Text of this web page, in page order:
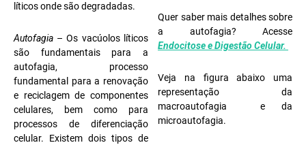
líticos onde são degradadas.
Autofagia – Os vacúolos líticos
são fundamentais para a
autofagia, processo
fundamental para a renovação
e reciclagem de componentes
celulares, bem como para
processos de diferenciação
celular. Existem dois tipos de
Quer saber mais detalhes sobre
a autofagia? Acesse
Endocitose e Digestão Celular.
Veja na figura abaixo uma
representação da
macroautofagia e da
microautofagia.